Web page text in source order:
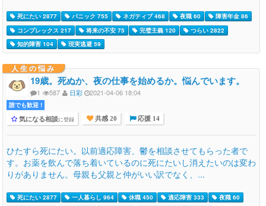
死にたい 2877 パニック 755 ネガティブ 468 夜職 60
障害年金 86
コンプレックス 217
将来の不安 75 完璧主義 120
つらい 2822
知的障害 104
現実逃避 59
人生の悩み
19歳。死ぬか、夜の仕事を始めるか。悩んでいます。
1 587 日彩 2021-04-06 18:04
誰でも歓迎 !
気になる相談に登録 共感 20 応援 14
ひたすら死にたい。以前適応障害、鬱を相談させてもらった者で
す。お薬を飲んで落ち着いているのに死にたいし消えたいのは変わ
りがありません。母親も父親と仲がいい訳でなく、...
死にたい 2877 一人暮らし 964 休職 450 適応障害 333
夜職 60